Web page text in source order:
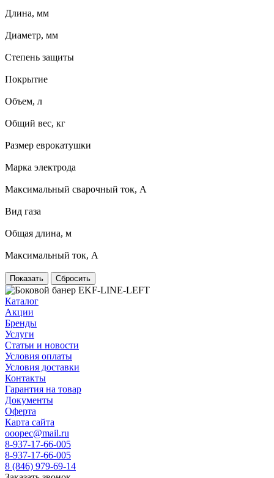
Длина, мм
Диаметр, мм
Степень защиты
Покрытие
Объем, л
Общий вес, кг
Размер еврокатушки
Марка электрода
Максимальный сварочный ток, А
Вид газа
Общая длина, м
Максимальный ток, А
Сбросить
Каталог
Акции
Бренды
Услуги
Статьи и новости
Условия оплаты
Условия доставки
Контакты
Гарантия на товар
Документы
Оферта
Карта сайта
ooopec@mail.ru
8-937-17-66-005
8-937-17-66-005
8 (846) 979-69-14